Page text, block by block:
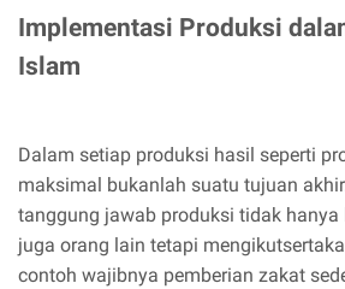
Implementasi Produksi
Islam
Dalam setiap produksi hasil seperti
maksimal bukanlah suatu tujuan
tanggung jawab produksi tidak hanya
juga orang lain tetapi
contoh wajibnya pemberian zakat